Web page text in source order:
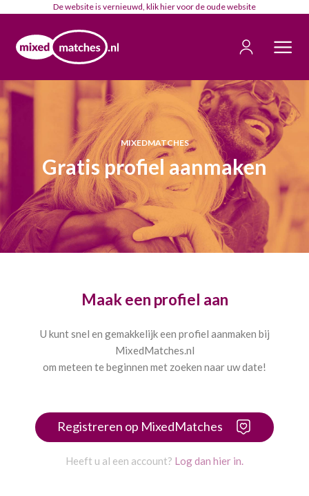
De website is vernieuwd, klikhiervoor de oude website
MIXEDMATCHES
Gratis profiel aanmaken
Maak een profiel aan
U kunt snel en gemakkelijk een profiel aanmaken bij
MixedMatches.nl
om meteen te beginnen met zoeken naar uw date!
Registreren op MixedMatches
Heeft u al een account? Log dan hier in.